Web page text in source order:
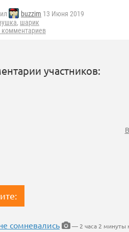
buzzim 13 Июня 2019
, шарик
комментариев
участников:
сомневались
— 2 часа 2 минуты